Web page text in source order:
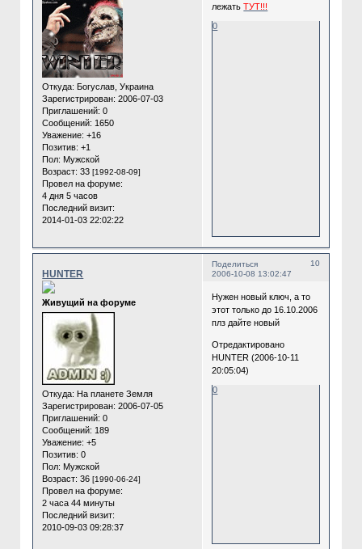
Откуда: Богуслав, Украина
Зарегистрирован: 2006-07-03
Приглашений: 0
Сообщений: 1650
Уважение: +16
Позитив: +1
Пол: Мужской
Возраст: 33[1992-08-09]
Провел на форуме:
4 дня 5 часов
Последний визит:
2014-01-03 22:02:22
лежатьТУТ!!!
0
Поделиться
10
2006-10-08 13:02:47
HUNTER
Живущий на форуме
Откуда: На планете Земля
Зарегистрирован: 2006-07-05
Приглашений: 0
Сообщений: 189
Уважение: +5
Позитив: 0
Пол: Мужской
Возраст: 36[1990-06-24]
Провел на форуме:
2 часа 44 минуты
Последний визит:
2010-09-03 09:28:37
Нужен новый ключ, а то
этот только до 16.10.2006
плз дайте новый
Отредактировано
HUNTER (2006-10-11
20:05:04)
0